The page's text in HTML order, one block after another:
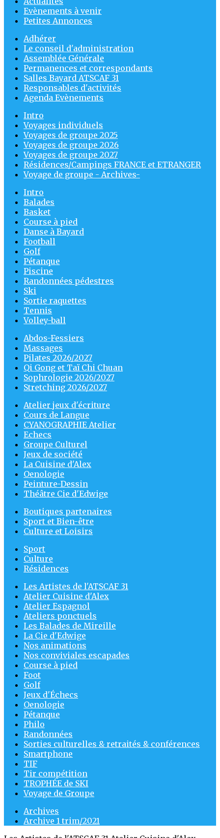
Evènements à venir
Petites Annonces
Adhérer
Le conseil d'administration
Assemblée Générale
Permanences et correspondants
Salles Bayard ATSCAF 31
Responsables d'activités
Agenda Evènements
Intro
Voyages individuels
Voyages de groupe 2025
Voyages de groupe 2026
Voyages de groupe 2027
Résidences/Campings FRANCE et ETRANGER
Voyage de groupe - Archives-
Intro
Balades
Basket
Course à pied
Danse à Bayard
Football
Golf
Pétanque
Piscine
Randonnées pédestres
Ski
Sortie raquettes
Tennis
Volley-ball
Abdos-Fessiers
Massages
Pilates 2026/2027
Qi Gong et Taï Chi Chuan
Sophrologie 2026/2027
Stretching 2026/2027
Atelier jeux d'écriture
Cours de Langue
CYANOGRAPHIE Atelier
Echecs
Groupe Culturel
Jeux de société
La Cuisine d'Alex
Oenologie
Peinture-Dessin
Théâtre Cie d'Edwige
Boutiques partenaires
Sport et Bien-être
Culture et Loisirs
Sport
Culture
Résidences
Les Artistes de l'ATSCAF 31
Atelier Cuisine d'Alex
Atelier Espagnol
Ateliers ponctuels
Les Balades de Mireille
La Cie d'Edwige
Nos animations
Nos conviviales escapades
Course à pied
Foot
Golf
Jeux d'Échecs
Oenologie
Pétanque
Philo
Randonnées
Sorties culturelles & retraités & conférences
Smartphone
TIF
Tir compétition
TROPHÉE de SKI
Voyage de Groupe
Archives
Archive 1 trim/2021